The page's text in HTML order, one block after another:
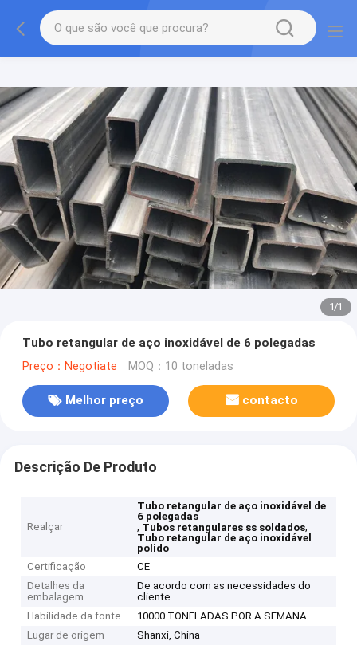
1/1
Tubo retangular de aço inoxidável de 6 polegadas
Preço：Negotiate MOQ：10 toneladas
Melhor preço contacto
Descrição De Produto
Realçar
Tubo retangular de aço inoxidável de
6 polegadas
, Tubos retangulares ss soldados,
Tubo retangular de aço inoxidável
polido
Certificação
CE
Detalhes da
embalagem
De acordo com as necessidades do
cliente
Habilidade da fonte
10000 TONELADAS POR A SEMANA
Lugar de origem
Shanxi, China